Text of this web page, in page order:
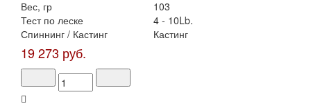
Вес, гр
103
Тест по леске
4 - 10Lb.
Спиннинг / Кастинг
Кастинг
19 273 руб.